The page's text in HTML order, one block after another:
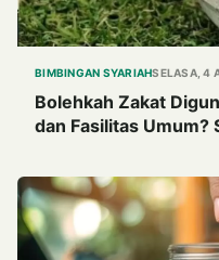
BIMBINGAN SYARIAHSELASA, 4
Bolehkah Zakat
dan Fasilitas Umum?